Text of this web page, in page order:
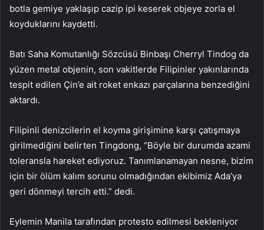
botla gemiye yaklaşıp cazip ipi keserek objeye zorla el
koyduklarını kaydetti.
Batı Saha Komutanlığı Sözcüsü Binbaşı Cherryl Tindog da
yüzen metal objenin, son vakitlerde Filipinler yakınlarında
tespit edilen Çin’e ait roket enkazı parçalarına benzediğini
aktardı.
Filipinli denizcilerin el koyma girişimine karşı çatışmaya
girilmediğini belirten Tingdong, “Böyle bir durumda azami
toleransla hareket ediyoruz. Tanımlanamayan nesne, bizim
için bir ölüm kalım sorunu olmadığından ekibimiz Ada’ya
geri dönmeyi tercih etti.” dedi.
Eylemin Manila tarafından protesto edilmesi bekleniyor